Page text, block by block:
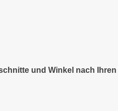
und Winkel nach